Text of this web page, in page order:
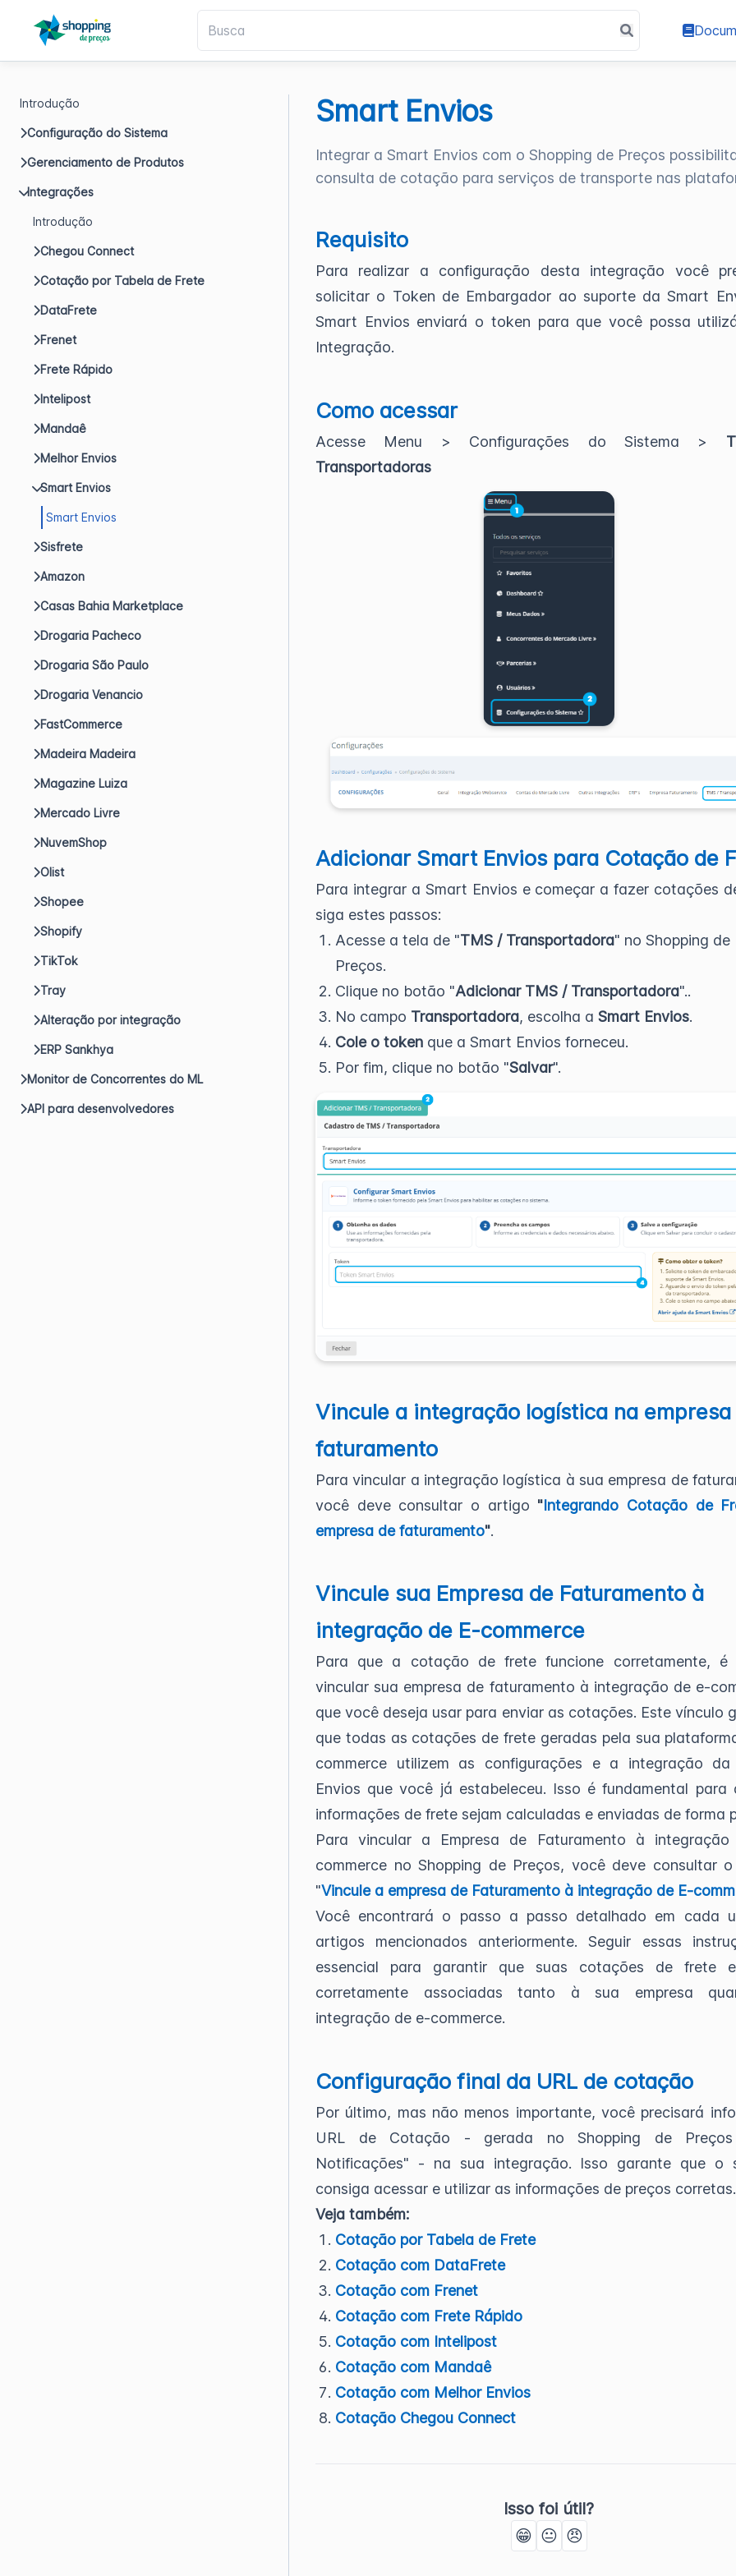
Introdução
Configuração do Sistema
Gerenciamento de Produtos
Integrações
Introdução
Chegou Connect
Cotação por Tabela de Frete
DataFrete
Frenet
Frete Rápido
Intelipost
Mandaê
Melhor Envios
Smart Envios
Smart Envios
Sisfrete
Amazon
Casas Bahia Marketplace
Drogaria Pacheco
Drogaria São Paulo
Drogaria Venancio
FastCommerce
Madeira Madeira
Magazine Luiza
Mercado Livre
NuvemShop
Olist
Shopee
Shopify
TikTok
Tray
Alteração por integração
ERP Sankhya
Monitor de Concorrentes do ML
API para desenvolvedores
Smart Envios
Integrar a Smart Envios com o Shopping de Preços
consulta de cotação para serviços de transporte nas
Requisito
Para realizar a configuração desta integração você
solicitar o Token de Embargador ao suporte da Smart
Smart Envios enviará o token para que você possa
Integração.
Como acessar
Acesse Menu > Configurações do Sistema >
Transportadoras
Adicionar Smart Envios para Cotação de
Para integrar a Smart Envios e começar a fazer cotações
siga estes passos:
Acesse a tela de "TMS / Transportadora" no Shopping de
Preços.
Clique no botão "Adicionar TMS / Transportadora"..
No campo Transportadora, escolha a Smart Envios.
Cole o token que a Smart Envios forneceu.
Por fim, clique no botão "Salvar".
Vincule a integração logística na empresa
faturamento
Para vincular a integração logística à sua empresa de
você deve consultar o artigo "Integrando Cotação de
empresa de faturamento".
Vincule sua Empresa de Faturamento à
integração de E-commerce
Para que a cotação de frete funcione corretamente, é
vincular sua empresa de faturamento à integração de e-
que você deseja usar para enviar as cotações. Este vínculo
que todas as cotações de frete geradas pela sua
commerce utilizem as configurações e a integração da
Envios que você já estabeleceu. Isso é fundamental para
informações de frete sejam calculadas e enviadas de forma
Para vincular a Empresa de Faturamento à
commerce no Shopping de Preços, você deve consultar
"Vincule a empresa de Faturamento à integração de E-
Você encontrará o passo a passo detalhado em cada
artigos mencionados anteriormente. Seguir essas
essencial para garantir que suas cotações de frete
corretamente associadas tanto à sua empresa
integração de e-commerce.
Configuração final da URL de cotação
Por último, mas não menos importante, você precisará
URL de Cotação - gerada no Shopping de
Notificações" - na sua integração. Isso garante que o
consiga acessar e utilizar as informações de preços corretas.
Veja também:
Cotação por Tabela de Frete
Cotação com DataFrete
Cotação com Frenet
Cotação com Frete Rápido
Cotação com Intelipost
Cotação com Mandaê
Cotação com Melhor Envios
Cotação Chegou Connect
Isso foi útil?
😁 😐 😠